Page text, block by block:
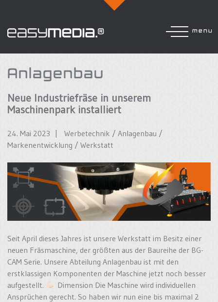
menu
Anlagenbau
Neue Industriefräse in unserem
Maschinenpark installiert
24. Mai 2023 | Werbetechnik / Anlagenbau /
Markenentwicklung / Werkstatt
Seit April dieses Jahres ist unsere Werkstatt im Besitz einer
neuen Fräsmaschine, der größten aus der Baureihe der BG-
CAM Serie. Unsere Abteilung Anlagenbau ist mit den
erstklassigen Komponenten der Maschine jetzt noch besser
aufgestellt.
Dimension Die Maschine wird individuellen
Ansprüchen gerecht. So haben wir nun eine bis maximal 2